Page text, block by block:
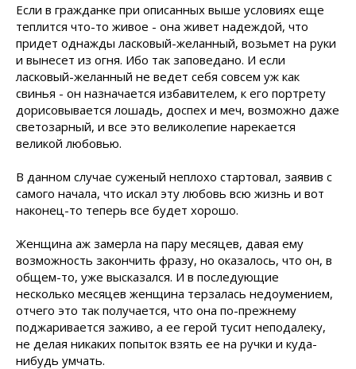
Если в гражданке при описанных выше условиях еще
теплится что-то живое - она живет надеждой, что
придет однажды ласковый-желанный, возьмет на руки
и вынесет из огня. Ибо так заповедано. И если
ласковый-желанный не ведет себя совсем уж как
свинья - он назначается избавителем, к его портрету
дорисовывается лошадь, доспех и меч, возможно даже
светозарный, и все это великолепие нарекается
великой любовью.
В данном случае суженый неплохо стартовал, заявив с
самого начала, что искал эту любовь всю жизнь и вот
наконец-то теперь все будет хорошо.
Женщина аж замерла на пару месяцев, давая ему
возможность закончить фразу, но оказалось, что он, в
общем-то, уже высказался. И в последующие
несколько месяцев женщина терзалась недоумением,
отчего это так получается, что она по-прежнему
поджаривается заживо, а ее герой тусит неподалеку,
не делая никаких попыток взять ее на ручки и куда-
нибудь умчать.